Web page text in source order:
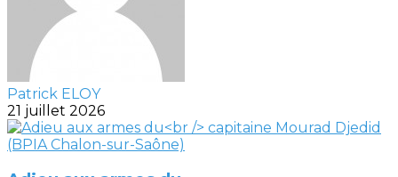
Patrick ELOY
21 juillet 2026